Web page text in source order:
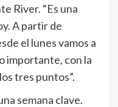
River. “Es una
A partir de
el lunes vamos a
importante, con la
tres puntos”.
semana clave.